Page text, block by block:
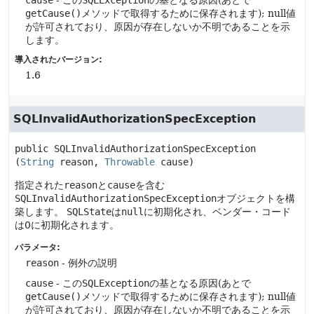
getCause() メソッドで取得するために保存されます); null値
が許可されており、原因が存在しないか不明であることを示
します。
導入されたバージョン:
1.6
SQLInvalidAuthorizationSpecException
public SQLInvalidAuthorizationSpecException
(String reason, Throwable cause)
指定された reasonと causeを含む
SQLInvalidAuthorizationSpecExceptionオブジェクトを構
築します。
SQLStateはnull に初期化され、ベンダー・コード
は0に初期化されます。
パラメータ:
reason - 例外の説明
cause - このSQLExceptionの基となる原因(あとで
getCause() メソッドで取得するために保存されます); null値
が許可されており、原因が存在しないか不明であることを示